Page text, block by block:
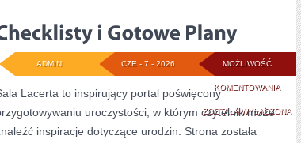
MOŻLIWOŚĆ
KOMENTOWANIA
I
ZOSTAŁA WYŁĄCZONA
CZE - 7 - 2026
ADMIN
Lacerta to inspirujący portal poświęcony
uroczystości, w którym czytelnik może
inspiracje dotyczące urodzin. Strona została